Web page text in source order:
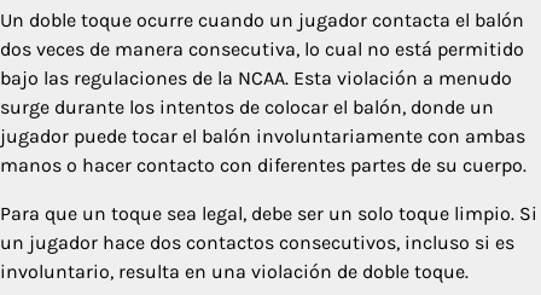
Un doble toque ocurre cuando un jugador contacta el balón
dos veces de manera consecutiva, lo cual no está permitido
bajo las regulaciones de la NCAA. Esta violación a menudo
surge durante los intentos de colocar el balón, donde un
jugador puede tocar el balón involuntariamente con ambas
manos o hacer contacto con diferentes partes de su cuerpo.
Para que un toque sea legal, debe ser un solo toque limpio. Si
un jugador hace dos contactos consecutivos, incluso si es
involuntario, resulta en una violación de doble toque.